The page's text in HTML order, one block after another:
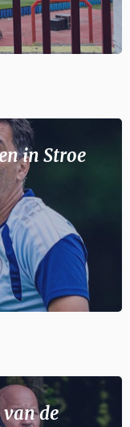
in Stroe
de